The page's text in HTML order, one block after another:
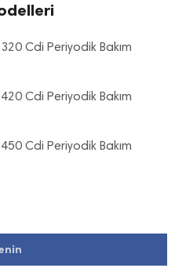
Cdi Periyodik Bakım
Cdi Periyodik Bakım
Cdi Periyodik Bakım